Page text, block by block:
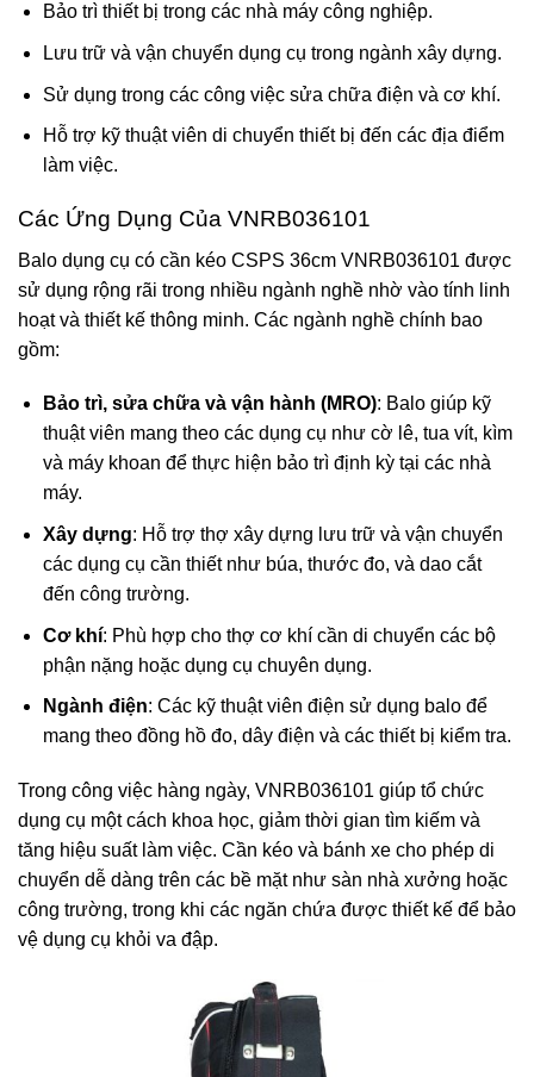
Bảo trì thiết bị trong các nhà máy công nghiệp.
Lưu trữ và vận chuyển dụng cụ trong ngành xây dựng.
Sử dụng trong các công việc sửa chữa điện và cơ khí.
Hỗ trợ kỹ thuật viên di chuyển thiết bị đến các địa điểm
làm việc.
Các Ứng Dụng Của VNRB036101
Balo dụng cụ có cần kéo CSPS 36cm VNRB036101 được
sử dụng rộng rãi trong nhiều ngành nghề nhờ vào tính linh
hoạt và thiết kế thông minh. Các ngành nghề chính bao
gồm:
Bảo trì, sửa chữa và vận hành (MRO): Balo giúp kỹ
thuật viên mang theo các dụng cụ như cờ lê, tua vít, kìm
và máy khoan để thực hiện bảo trì định kỳ tại các nhà
máy.
Xây dựng: Hỗ trợ thợ xây dựng lưu trữ và vận chuyển
các dụng cụ cần thiết như búa, thước đo, và dao cắt
đến công trường.
Cơ khí: Phù hợp cho thợ cơ khí cần di chuyển các bộ
phận nặng hoặc dụng cụ chuyên dụng.
Ngành điện: Các kỹ thuật viên điện sử dụng balo để
mang theo đồng hồ đo, dây điện và các thiết bị kiểm tra.
Trong công việc hàng ngày, VNRB036101 giúp tổ chức
dụng cụ một cách khoa học, giảm thời gian tìm kiếm và
tăng hiệu suất làm việc. Cần kéo và bánh xe cho phép di
chuyển dễ dàng trên các bề mặt như sàn nhà xưởng hoặc
công trường, trong khi các ngăn chứa được thiết kế để bảo
vệ dụng cụ khỏi va đập.